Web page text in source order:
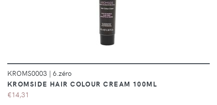
KROMS0003 | 6.zéro
KROMSIDE HAIR COLOUR CREAM 100ML
€14,31